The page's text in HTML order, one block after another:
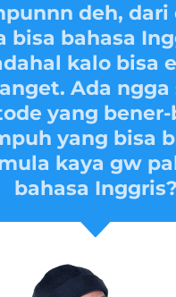
deh, dari
bisa bahasa
kalo bisa
Ada ngga
yang
yang bisa
kaya gw
bahasa Inggris?